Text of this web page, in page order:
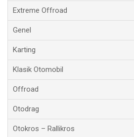
Extreme Offroad
Genel
Karting
Klasik Otomobil
Offroad
Otodrag
Otokros – Rallikros